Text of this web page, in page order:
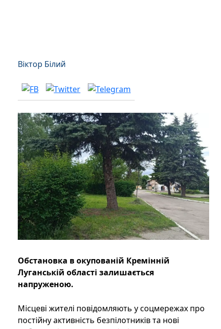
Віктор Білий
Обстановка в окупованій Кремінній
Луганській області залишається
напруженою.
Місцеві жителі повідомляють у соцмережах про
постійну активність безпілотників та нові